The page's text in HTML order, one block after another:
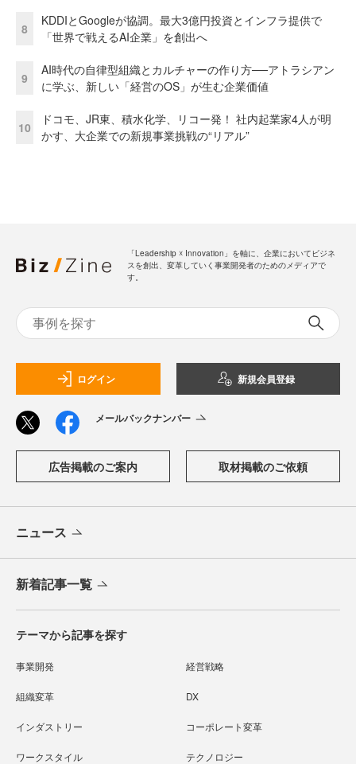
8
KDDIとGoogleが協調。最大3億円投資とインフラ提供で
「世界で戦えるAI企業」を創出へ
9
AI時代の自律型組織とカルチャーの作り方──アトラシアン
に学ぶ、新しい「経営のOS」が生む企業価値
10
ドコモ、JR東、積水化学、リコー発！ 社内起業家4人が明
かす、大企業での新規事業挑戦の“リアル”
「Leadership ☓ Innovation」を軸に、企業においてビジネ
スを創出、変革していく事業開発者のためのメディアで
す。
ログイン 新規会員登録
メールバックナンバー
広告掲載のご案内 取材掲載のご依頼
ニュース
新着記事一覧
テーマから記事を探す
事業開発 経営戦略
組織変革 DX
インダストリー コーポレート変革
ワークスタイル テクノロジー